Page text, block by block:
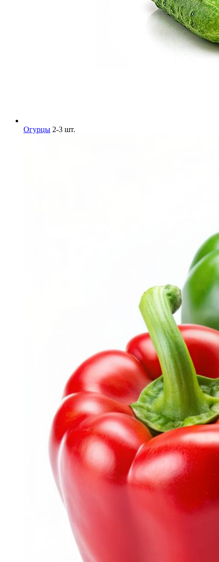
Огурцы 2-3 шт.